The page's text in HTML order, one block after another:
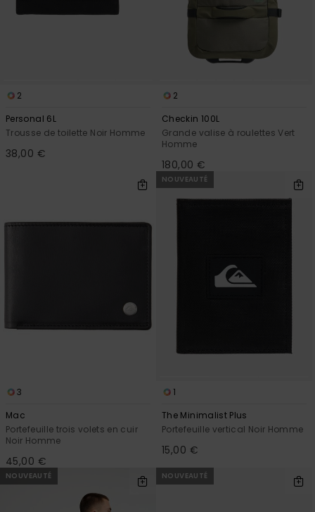
de
2
Personal 6L
Trousse de toilette Noir Homme
38,00 €
2
Checkin 100L
Grande valise à roulettes Vert
Homme
180,00 €
3
Mac
Portefeuille trois volets en cuir
Noir Homme
45,00 €
NOUVEAUTÉ
1
The Minimalist Plus
Portefeuille vertical Noir Homme
15,00 €
NOUVEAUTÉ NOUVEAUTÉ